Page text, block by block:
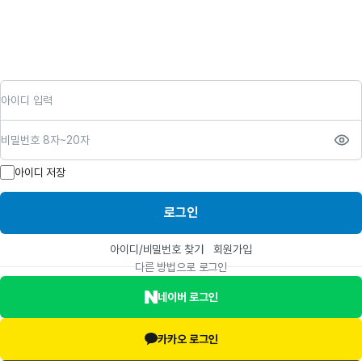
아이디 저장
로그인
아이디/비밀번호 찾기
회원가입
다른 방법으로 로그인
네이버 로그인
카카오 로그인